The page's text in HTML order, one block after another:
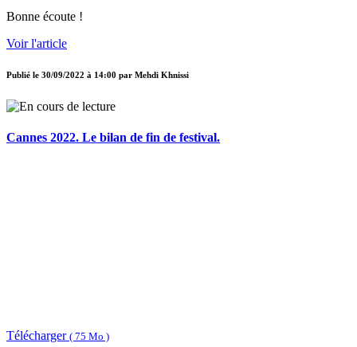
Bonne écoute !
Voir l'article
Publié le 30/09/2022 à 14:00 par Mehdi Khnissi
Cannes 2022. Le bilan de fin de festival.
Télécharger ( 75 Mo )